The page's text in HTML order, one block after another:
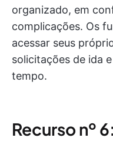
organizado, em
complicações. Os
acessar seus
solicitações de ida
tempo.
Recurso nº